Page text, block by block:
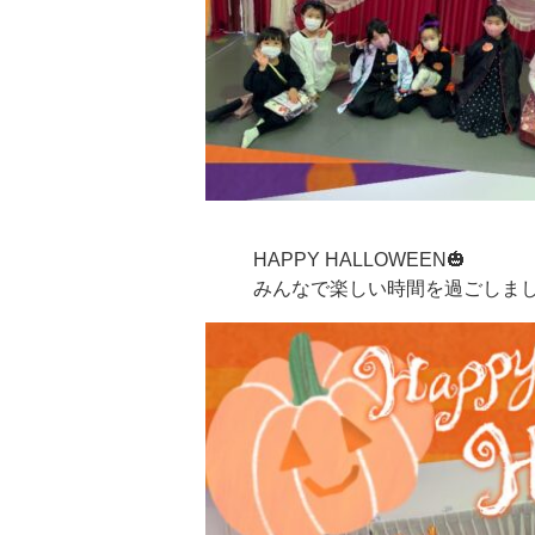
HAPPY HALLOWEEN🎃
みんなで楽しい時間を過ごしま